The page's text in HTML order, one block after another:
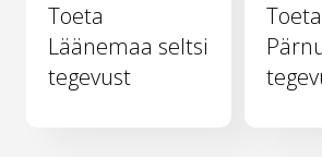
Toeta
Läänemaa seltsi
tegevust
Toeta